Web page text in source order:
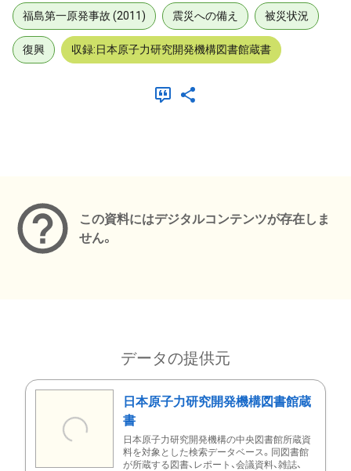
福島第一原発事故 (2011) 震災への備え 被災状況
復興 収録:日本原子力研究開発機構図書館蔵書
この資料にはデジタルコンテンツが存在しま
せん。
データの提供元
日本原子力研究開発機構図書館蔵
書
日本原子力研究開発機構の中央図書館所蔵資
料を対象とした検索データベース。同図書館
が所蔵する図書、レポート、会議資料、雑誌、